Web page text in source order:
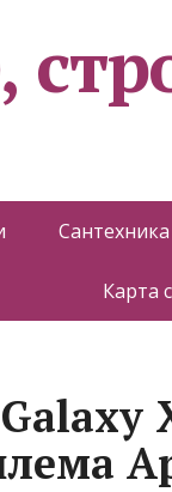
Сантехника
Карта